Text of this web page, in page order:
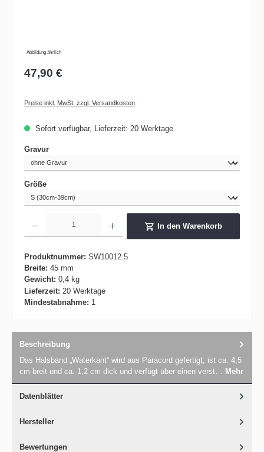
Abbildung ähnlich
47,90 €
Preise inkl. MwSt. zzgl. Versandkosten
Sofort verfügbar, Lieferzeit: 20 Werktage
Gravurauswählen
Größeauswählen
In den Warenkorb
Produktnummer: SW10012.5
Breite: 45 mm
Gewicht: 0,4 kg
Lieferzeit: 20 Werktage
Mindestabnahme: 1
Beschreibung
Das Halsband „Waterkant“ wird aus Paracord gefertigt, ist ca. 4,5
cm breit und ca. 1,2 cm dick und verfügt über einen verst… Mehr
Datenblätter
Hersteller
Bewertungen